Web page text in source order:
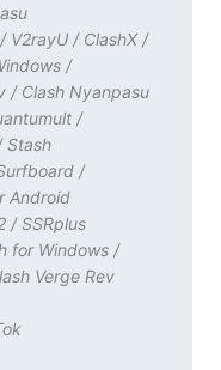
V2rayU/ ClashX/
/
/ Clash Nyanpasu
/
Stash
/
Android
/SSRplus
for Windows/
Verge Rev